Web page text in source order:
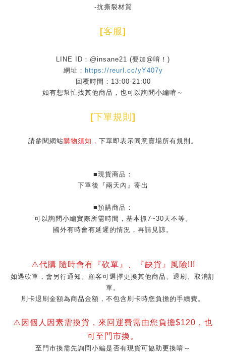
-抗撕裂材質
[客服]
LINE ID：@insane21 (要加@唷！)
網址： https://reurl.cc/yY407y
回覆時間：13:00-21:00
如有想幫忙找其他商品，也可以詢問小編唷～
[下單規則 ]
請參閱網站購物須知 ，下單即表示同意賣場所有規則。
■現貨商品：
下單後『兩天內』寄出
■預購商品：
可以詢問小編實際所需時間，基本抓7~30天不等。
國外有時會有延遲的情況，再請見諒。
⚠️代購 隨時會有『砍單』、『缺貨』風險!!!
如遇砍單，會另行通知。顧客可選擇更換其他商品、退刷、取消訂
單。
刷卡退刷金額為商品金額，不包含刷卡時您負擔的手續費。
⚠️因個人因素需換貨，來回運費需由您負擔$120，也
可至門市換。
至門市換需先詢問小編是否有現貨可協助更換唷～